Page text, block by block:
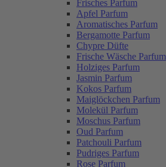
Frisches Parfum
Apfel Parfum
Aromatisches Parfum
Bergamotte Parfum
Chypre Düfte
Frische Wäsche Parfum
Holziges Parfum
Jasmin Parfum
Kokos Parfum
Maiglöckchen Parfum
Molekül Parfum
Moschus Parfum
Oud Parfum
Patchouli Parfum
Pudriges Parfum
Rose Parfum